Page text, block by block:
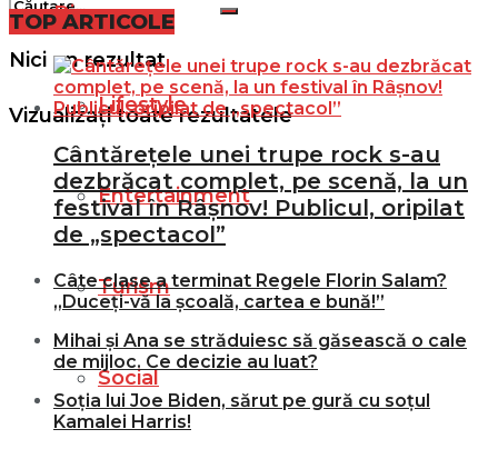
Nici un rezultat
Vizualizați toate rezultatele
Diverse
Lifestyle
Entertainment
Turism
Social
TOP ARTICOLE
Cântărețele unei trupe rock s-au
dezbrăcat complet, pe scenă, la un
festival în Râșnov! Publicul, oripilat
de „spectacol”
Câte clase a terminat Regele Florin Salam?
„Duceți-vă la școală, cartea e bună!”
Mihai și Ana se străduiesc să găsească o cale
de mijloc. Ce decizie au luat?
Soția lui Joe Biden, sărut pe gură cu soțul
Kamalei Harris!